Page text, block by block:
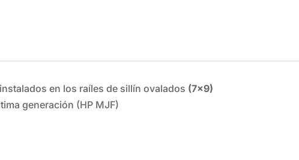
en los raíles de sillín ovalados (7×9)
generación (HP MJF)